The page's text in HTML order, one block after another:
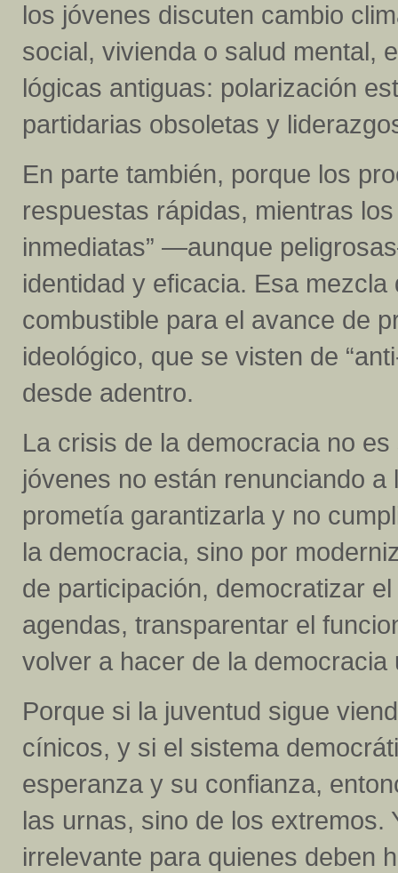
los jóvenes discuten cambio
social, vivienda o salud mental,
lógicas antiguas: polarización
partidarias obsoletas y
En parte también, porque los
respuestas rápidas, mientras
inmediatas” —aunque
identidad y eficacia. Esa
combustible para el avance de
ideológico, que se visten de
desde adentro.
La crisis de la democracia no
jóvenes no están renunciando
prometía garantizarla y no
la democracia, sino por
de participación, democratizar
agendas, transparentar el
volver a hacer de la
Porque si la juventud sigue
cínicos, y si el sistema
esperanza y su confianza,
las urnas, sino de los
irrelevante para quienes deben